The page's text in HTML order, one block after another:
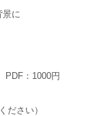
に
PDF：1000円
さい）